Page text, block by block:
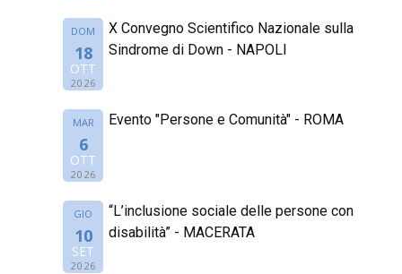
DOM
18
OTT
2026
X Convegno Scientifico Nazionale sulla
Sindrome di Down - NAPOLI
MAR
6
OTT
2026
Evento "Persone e Comunità" - ROMA
GIO
10
SET
2026
“L’inclusione sociale delle persone con
disabilità” - MACERATA